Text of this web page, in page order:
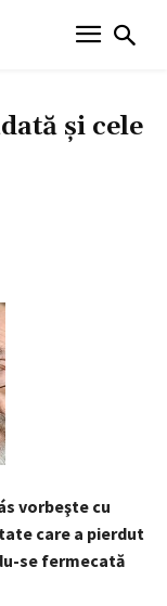
şi cele
vorbeşte cu
care a pierdut
se fermecată